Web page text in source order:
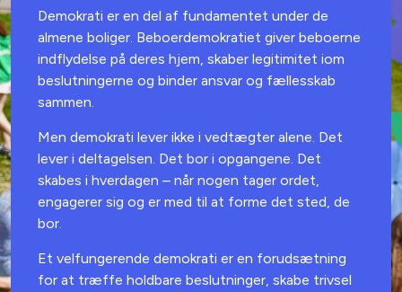
Demokrati er en del af fundamentet under de
almene boliger. Beboerdemokratiet giver beboerne
indflydelse på deres hjem, skaber legitimitet iom
beslutningerne og binder ansvar og fællesskab
sammen.
Men demokrati lever ikke i vedtægter alene. Det
lever i deltagelsen. Det bor i opgangene. Det
skabes i hverdagen – når nogen tager ordet,
engagerer sig og er med til at forme det sted, de
bor.
Et velfungerende demokrati er en forudsætning
for at træffe holdbare beslutninger, skabe trivsel